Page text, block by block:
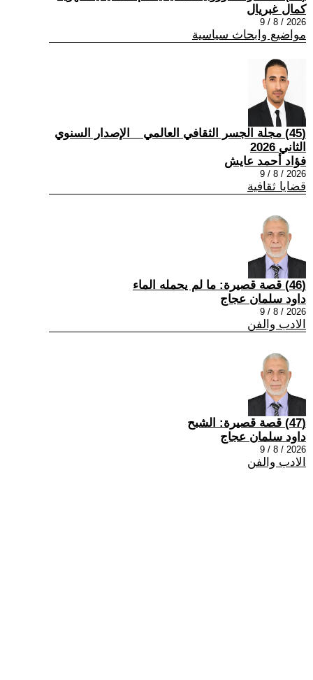
كمال غبريال
2026 / 8 / 9
مواضيع وابحاث سياسية
(45) مجلة الجسر الثقافي العالمي _ الإصدار السنوي
الثاني 2026
فؤاد أحمد عايش
2026 / 8 / 9
قضايا ثقافية
(46) قصة قصيرة: ما لم يحمله الماء
داود سلمان عجاج
2026 / 8 / 9
الادب والفن
(47) قصة قصيرة: الشبح
داود سلمان عجاج
2026 / 8 / 9
الادب والفن